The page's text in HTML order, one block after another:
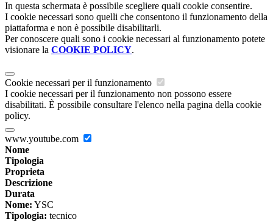
In questa schermata è possibile scegliere quali cookie consentire.
I cookie necessari sono quelli che consentono il funzionamento della
piattaforma e non è possibile disabilitarli.
Per conoscere quali sono i cookie necessari al funzionamento potete
visionare la COOKIE POLICY.
Cookie necessari per il funzionamento
I cookie necessari per il funzionamento non possono essere
disabilitati. È possibile consultare l'elenco nella pagina della cookie
policy.
www.youtube.com
Nome
Tipologia
Proprieta
Descrizione
Durata
Nome: YSC
Tipologia: tecnico